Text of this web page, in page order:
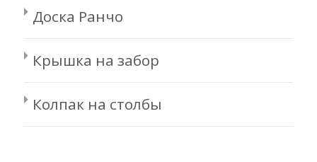
Доска Ранчо
Крышка на забор
Колпак на столбы